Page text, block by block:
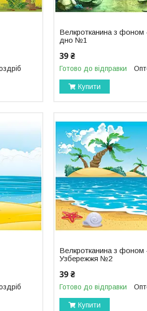
Велкротканина з фоном
дно №1
39 ₴
Готово до відправки
Купити
Велкротканина з фоном
Узбережжя №2
39 ₴
Готово до відправки
Купити